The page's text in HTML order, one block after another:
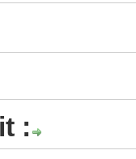
: